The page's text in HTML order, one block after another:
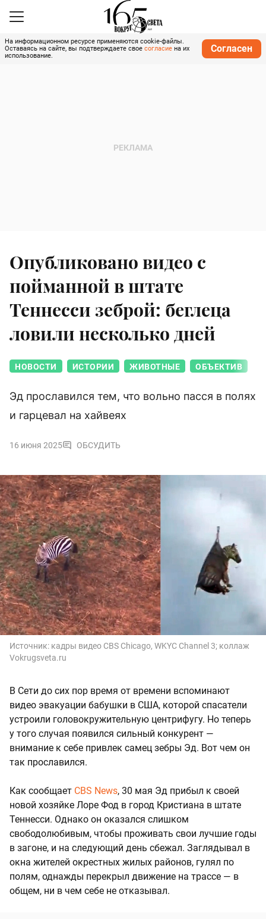
На информационном ресурсе применяются cookie-файлы.
Оставаясь на сайте, вы подтверждаете свое согласие на их
использование.
Согласен
Опубликовано видео с
пойманной в штате
Теннесси зеброй: беглеца
ловили несколько дней
НОВОСТИ ИСТОРИИ ЖИВОТНЫЕ ОБЪЕКТИВ
Эд прославился тем, что вольно пасся в полях
и гарцевал на хайвеях
16 июня 2025 ОБСУДИТЬ
Источник: кадры видео CBS Chicago, WKYC Channel 3; коллаж
Vokrugsveta.ru
В Сети до сих пор время от времени вспоминают
видео эвакуации бабушки в США, которой спасатели
устроили головокружительную центрифугу. Но теперь
у того случая появился сильный конкурент —
внимание к себе привлек самец зебры Эд. Вот чем он
так прославился.
Как сообщает CBS News, 30 мая Эд прибыл к своей
новой хозяйке Лоре Фод в город Кристиана в штате
Теннесси. Однако он оказался слишком
свободолюбивым, чтобы проживать свои лучшие годы
в загоне, и на следующий день сбежал. Заглядывал в
окна жителей окрестных жилых районов, гулял по
полям, однажды перекрыл движение на трассе — в
общем, ни в чем себе не отказывал.